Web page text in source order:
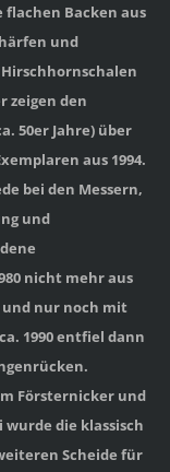
Backen aus
und
zeigen den
50er Jahre) über
aus 1994.
bei den Messern,
und
nicht mehr aus
und nur noch mit
1990entfiel dann
Försternicker und
die klassisch
Scheide für